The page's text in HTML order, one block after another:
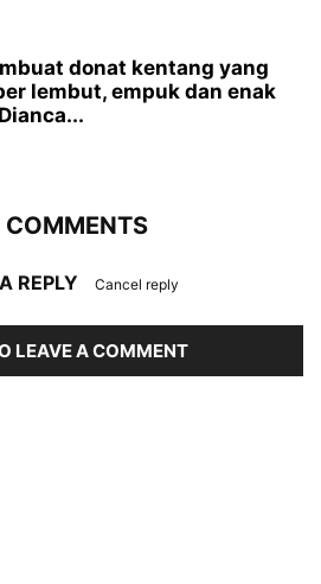
donat kentang yang
lembut, empuk dan enak
COMMENTS
REPLY Cancel reply
LEAVE A COMMENT